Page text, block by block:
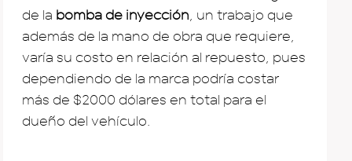
de la bomba de inyección , un trabajo que
además de la mano de obra que requiere,
varía su costo en relación al repuesto, pues
dependiendo de la marca podría costar
más de $2000 dólares en total para el
dueño del vehículo.